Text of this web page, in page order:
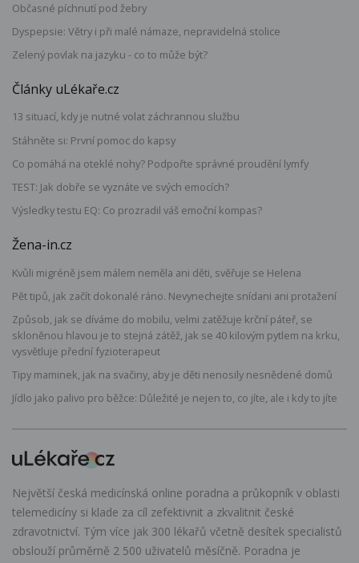
Občasné píchnutí pod žebry
Dyspepsie: Větry i při malé námaze, nepravidelná stolice
Zelený povlak na jazyku - co to může být?
Články uLékaře.cz
13 situací, kdy je nutné volat záchrannou službu
Stáhněte si: První pomoc do kapsy
Co pomáhá na oteklé nohy? Podpořte správné proudění lymfy
TEST: Jak dobře se vyznáte ve svých emocích?
Výsledky testu EQ: Co prozradil váš emoční kompas?
Žena-in.cz
Kvůli migréně jsem málem neměla ani děti, svěřuje se Helena
Pět tipů, jak začít dokonalé ráno. Nevynechejte snídani ani protažení
Způsob, jak se díváme do mobilu, velmi zatěžuje krční páteř, se
skloněnou hlavou je to stejná zátěž, jak se 40 kilovým pytlem na krku,
vysvětluje přední fyzioterapeut
Tipy maminek, jak na svačiny, aby je děti nenosily nesnědené domů
Jídlo jako palivo pro běžce: Důležité je nejen to, co jíte, ale i kdy to jíte
Největší česká medicínská online poradna a průkopník v oblasti
telemedicíny si klade za cíl zefektivnit a zkvalitnit české
zdravotnictví. Tým více jak 300 lékařů včetně desítek specialistů
obslouží průměrně 2 500 uživatelů měsíčně. Poradna je